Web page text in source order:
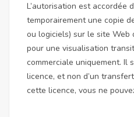
L’autorisation est accordée
temporairement une copie
ou logiciels) sur le site Web
pour une visualisation
commerciale uniquement. Il
licence, et non d’un
cette licence, vous ne